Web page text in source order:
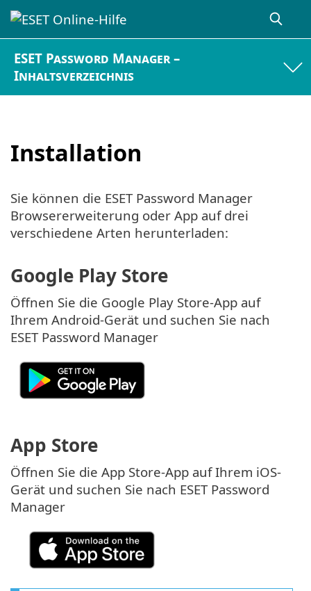
ESET Password Manager –
Inhaltsverzeichnis
Installation
Sie können die ESET Password Manager
Browsererweiterung oder App auf drei
verschiedene Arten herunterladen:
Google Play Store
Öffnen Sie die Google Play Store-App auf
Ihrem Android-Gerät und suchen Sie nach
ESET Password Manager
App Store
Öffnen Sie die App Store-App auf Ihrem iOS-
Gerät und suchen Sie nach ESET Password
Manager